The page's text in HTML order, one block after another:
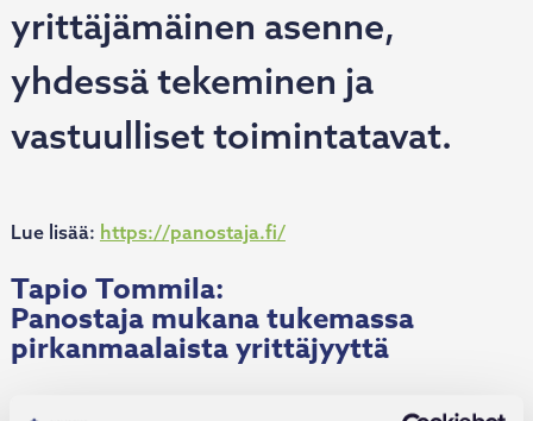
yrittäjämäinen asenne,
yhdessä tekeminen ja
vastuulliset toimintatavat.
Lue lisää: https://panostaja.fi/
Tapio Tommila:
Panostaja mukana tukemassa
pirkanmaalaista yrittäjyyttä